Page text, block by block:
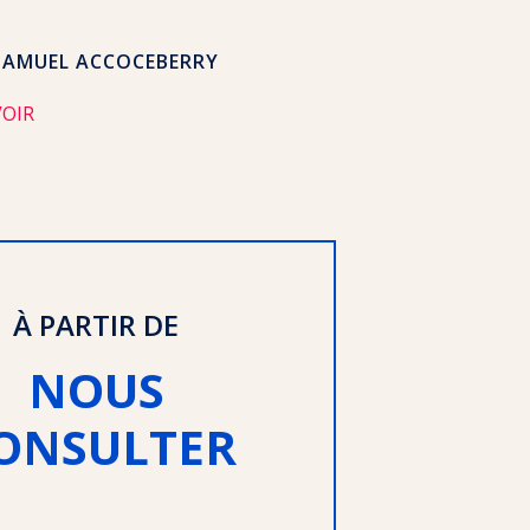
ACCOCEBERRY
À PARTIR DE
NOUS